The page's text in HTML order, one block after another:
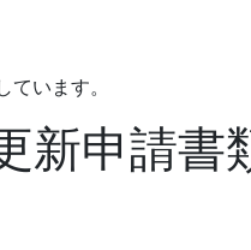
います。
新申請書